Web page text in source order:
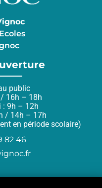
public
16h – 18h
: 9h – 12h
/ 14h – 17h
en période scolaire)
82 46